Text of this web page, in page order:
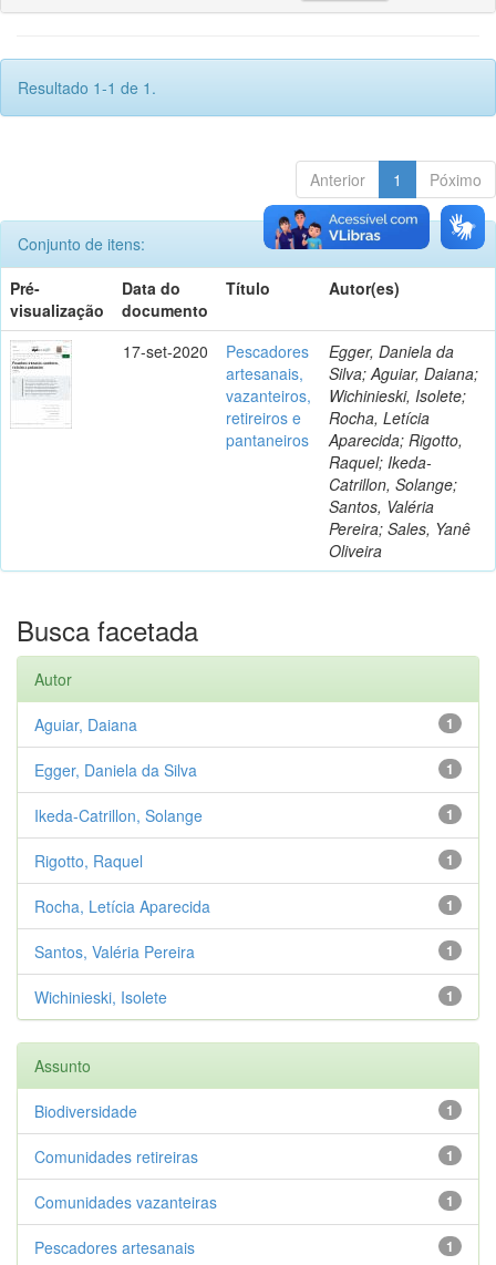
Resultado 1-1 de 1.
Anterior 1 Póximo
Conjunto de itens:
Pré-
visualização
Data do
documento
Título Autor(es)
17-set-2020
Pescadores
artesanais,
vazanteiros,
retireiros e
pantaneiros
Egger, Daniela da
Silva; Aguiar, Daiana;
Wichinieski, Isolete;
Rocha, Letícia
Aparecida; Rigotto,
Raquel; Ikeda-
Catrillon, Solange;
Santos, Valéria
Pereira; Sales, Yanê
Oliveira
Busca facetada
Autor
1
Aguiar, Daiana
1
Egger, Daniela da Silva
1
Ikeda-Catrillon, Solange
1
Rigotto, Raquel
1
Rocha, Letícia Aparecida
1
Santos, Valéria Pereira
1
Wichinieski, Isolete
Assunto
1
Biodiversidade
1
Comunidades retireiras
1
Comunidades vazanteiras
1
Pescadores artesanais